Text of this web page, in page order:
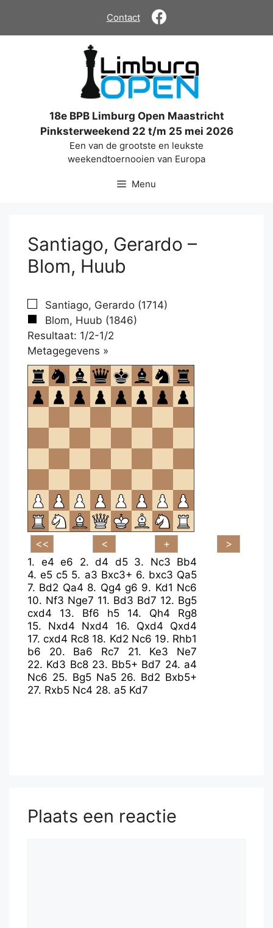
de
Contact
18e BPB Limburg Open Maastricht
Pinksterweekend 22 t/m 25 mei 2026
Een van de grootste en leukste
weekendtoernooien van Europa
Menu
Santiago, Gerardo –
Blom, Huub
Santiago, Gerardo (1714)
Blom, Huub (1846)
Resultaat: 1/2-1/2
Metagegevens »
om
te
openen.
1. e4 e6 2. d4 d5 3. Nc3 Bb4
4.e5 c5 5. a3 Bxc3+ 6. bxc3 Qa5
7. Bd2 Qa4 8. Qg4 g6 9. Kd1 Nc6
10. Nf3 Nge7 11. Bd3 Bd7 12. Bg5
cxd4
13. Bf6 h5 14. Qh4
Rg8
15. Nxd4 Nxd4 16. Qxd4
Qxd4
17.cxd4 Rc8 18. Kd2 Nc6 19. Rhb1
b6
20. Ba6 Rc7 21. Ke3
Ne7
22. Kd3 Bc8 23. Bb5+ Bd7 24. a4
Nc6 25. Bg5 Na5 26. Bd2 Bxb5+
27. Rxb5 Nc4 28. a5 Kd7
Plaats een reactie